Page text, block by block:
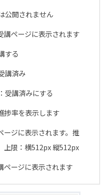
公開されません
ページに表示されます
する
講済み
受講済みにする
率を表示します
ジに表示されます。推
限：横512px 縦512px
ージに表示されます